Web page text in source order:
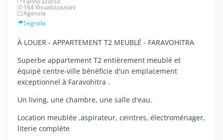
164 Visualizzazioni
Agenzia
Segnala
À LOUER - APPARTEMENT T2 MEUBLÉ - FARAVOHITRA
Superbe appartement T2 entièrement meublé et
équipé centre-ville bénéficie d'un emplacement
exceptionnel à Faravohitra .
Un living, une chambre, une salle d'eau.
Location meublée ,aspirateur, ceintres, électroménager,
literie complète